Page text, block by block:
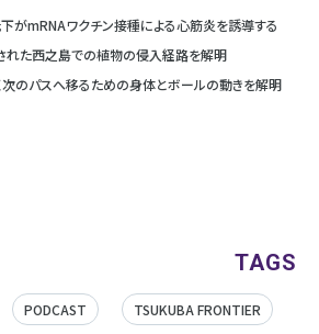
下がmRNAワクチン接種による心筋炎を誘導する
れた⻄之島での植物の侵⼊経路を解明
次のパスへ移るための身体とボールの動きを解明
TAGS
PODCAST TSUKUBA FRONTIER